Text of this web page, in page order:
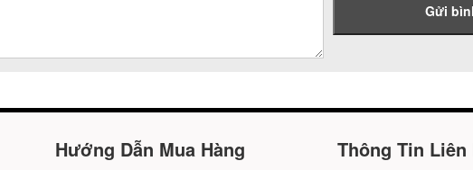
Gửi
Hướng Dẫn Mua Hàng Thông Tin Liên